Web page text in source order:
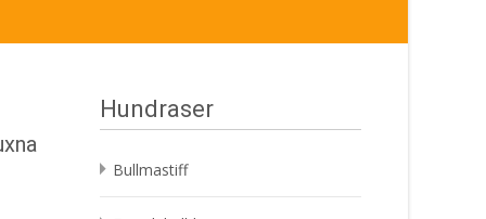
Hundraser
Bullmastiff